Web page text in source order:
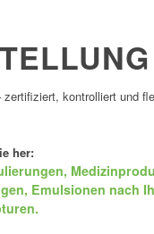
zertifiziert, kontrolliert und
her:
Emulsionen nach